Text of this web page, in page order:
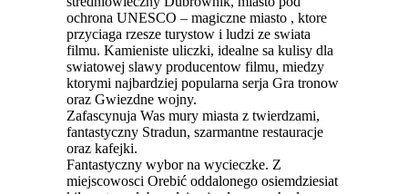
ochrona UNESCO – magiczne miasto , ktore
przyciaga rzesze turystow i ludzi ze swiata
filmu. Kamieniste uliczki, idealne sa kulisy dla
swiatowej slawy producentow filmu, miedzy
ktorymi najbardziej popularna serja Gra tronow
oraz Gwiezdne wojny.
Zafascynuja Was mury miasta z twierdzami,
fantastyczny Stradun, szarmantne restauracje
oraz kafejki.
Fantastyczny wybor na wycieczke. Z
miejscowosci Orebić oddalonego osiemdziesiat